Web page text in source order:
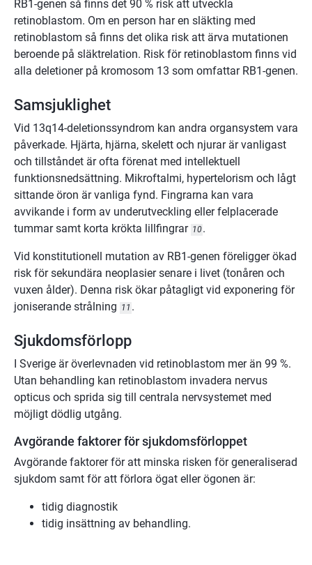
RB1-genen så finns det 90 % risk att utveckla
retinoblastom. Om en person har en släkting med
retinoblastom så finns det olika risk att ärva mutationen
beroende på släktrelation. Risk för retinoblastom finns vid
alla deletioner på kromosom 13 som omfattar RB1-genen.
Samsjuklighet
Vid 13q14-deletionssyndrom kan andra organsystem vara
påverkade. Hjärta, hjärna, skelett och njurar är vanligast
och tillståndet är ofta förenat med intellektuell
funktionsnedsättning. Mikroftalmi, hypertelorism och lågt
sittande öron är vanliga fynd. Fingrarna kan vara
avvikande i form av underutveckling eller felplacerade
tummar samt korta krökta lillfingrar 10.
Vid konstitutionell mutation av RB1-genen föreligger ökad
risk för sekundära neoplasier senare i livet (tonåren och
vuxen ålder). Denna risk ökar påtagligt vid exponering för
joniserande strålning 11 .
Sjukdom­sförlopp
I Sverige är överlevnaden vid retinoblastom mer än 99 %.
Utan behandling kan retinoblastom invadera nervus
opticus och sprida sig till centrala nervsystemet med
möjligt dödlig utgång.
Avgörande faktorer för sjukdomsförloppet
Avgörande faktorer för att minska risken för generaliserad
sjukdom samt för att förlora ögat eller ögonen är:
tidig diagnostik
tidig insättning av behandling.